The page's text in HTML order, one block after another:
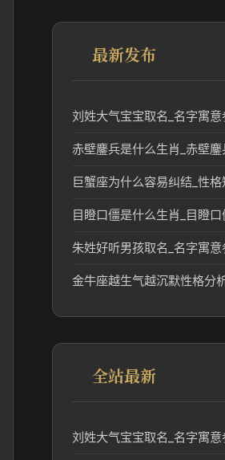
最新发布
刘姓大气宝宝取名_名字寓意
巨蟹座为什么容易纠结_性
朱姓好听男孩取名_名字寓意
全站最新
刘姓大气宝宝取名_名字寓意